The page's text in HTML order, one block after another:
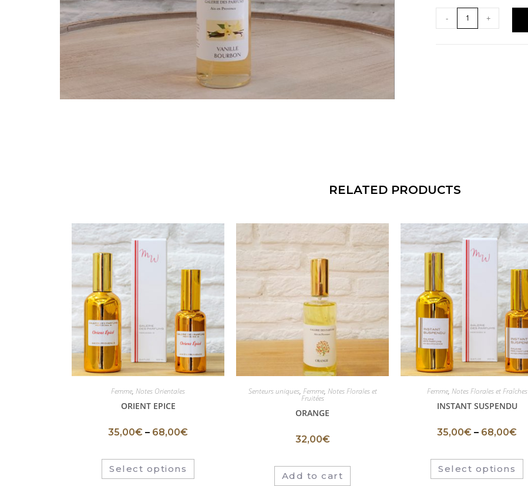
- +
RELATED PRODUCTS
Femme, Notes Orientales
ORIENT EPICE
35,00€ – 68,00€
Select options
Senteurs uniques, Femme, Notes Florales et
Fruitées
ORANGE
32,00€
Add to cart
Femme, Notes Florales et Fraîches
INSTANT SUSPENDU
35,00€ – 68,00€
Select options